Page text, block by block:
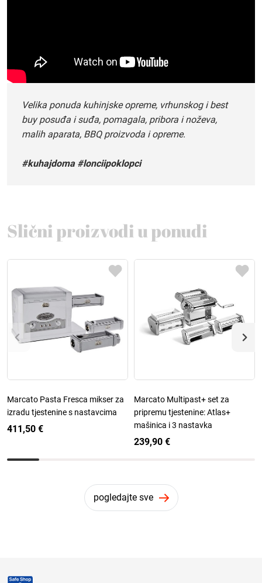
Velika ponuda kuhinjske opreme, vrhunskog i best
buy posuđa i suđa, pomagala, pribora i noževa,
malih aparata, BBQ proizvoda i opreme.
#kuhajdoma #lonciipoklopci
Slični proizvodi u ponudi
Marcato Pasta Fresca mikser za
izradu tjestenine s nastavcima
411,50 €
Marcato Multipast+ set za
pripremu tjestenine: Atlas+
mašinica i 3 nastavka
239,90 €
pogledajte sve